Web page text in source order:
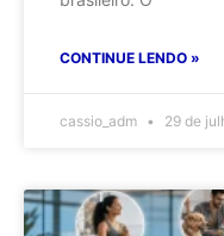
CONTINUE LENDO »
cassio_adm 29 de